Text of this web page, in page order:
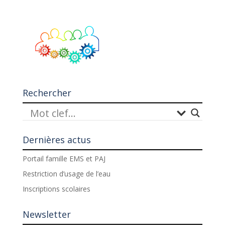
Rechercher
Dernières actus
Portail famille EMS et PAJ
Restriction d’usage de l’eau
Inscriptions scolaires
Newsletter